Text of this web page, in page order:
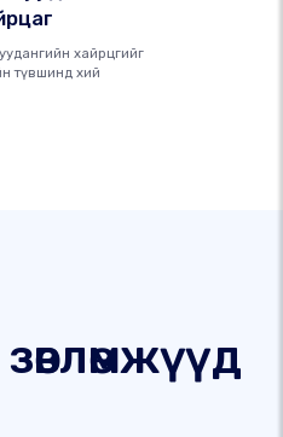
хайрцгийг
түвшинд хий